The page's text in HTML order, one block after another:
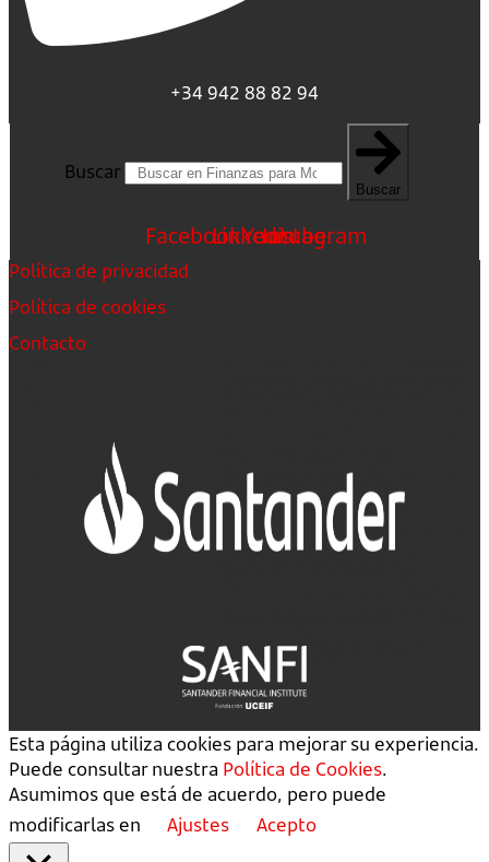
+34 942 88 82 94
Buscar
Buscar
FacebookLinkedin
Youtube
Instagram
Política de privacidad
Política de cookies
Contacto
Esta página utiliza cookies para mejorar su experiencia.
Puede consultar nuestra Política de Cookies.
Asumimos que está de acuerdo, pero puede
modificarlas en
Ajustes Acepto